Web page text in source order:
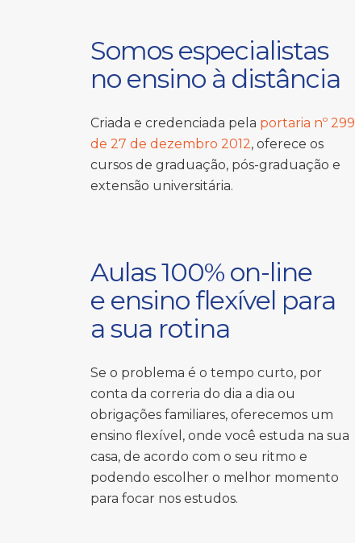
Somos especialistas
no ensino à distância
Criada e credenciada pela portaria nº 299
de 27 de dezembro 2012, oferece os
cursos de graduação, pós-graduação e
extensão universitária.
Aulas 100% on-line
e ensino flexível para
a sua rotina
Se o problema é o tempo curto, por
conta da correria do dia a dia ou
obrigações familiares, oferecemos um
ensino flexível, onde você estuda na sua
casa, de acordo com o seu ritmo e
podendo escolher o melhor momento
para focar nos estudos.